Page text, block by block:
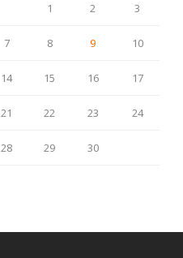
1 2 3
7 8 9 10
14 15 16 17
21 22 23 24
28 29
30